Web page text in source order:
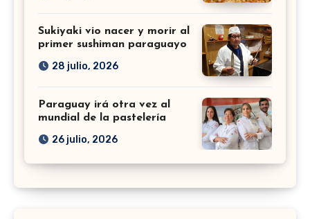
Sukiyaki vio nacer y morir al
primer sushiman paraguayo
28 julio, 2026
Paraguay irá otra vez al
mundial de la pastelería
26 julio, 2026